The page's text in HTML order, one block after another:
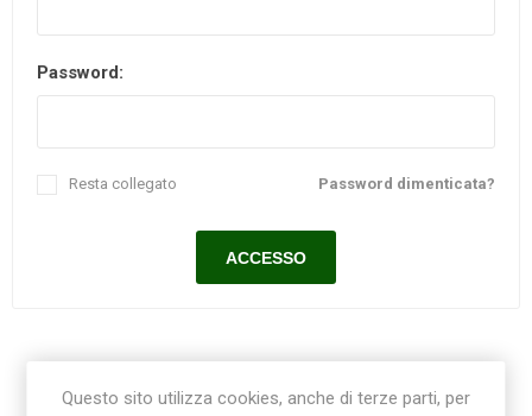
Password:
Password dimenticata?
Resta collegato
Questo sito utilizza cookies, anche di terze parti, per